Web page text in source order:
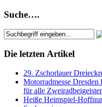
Suche….
Die letzten Artikel
29. Zschorlauer
Motorradmesse
für alle
Heiße Heimspiel-